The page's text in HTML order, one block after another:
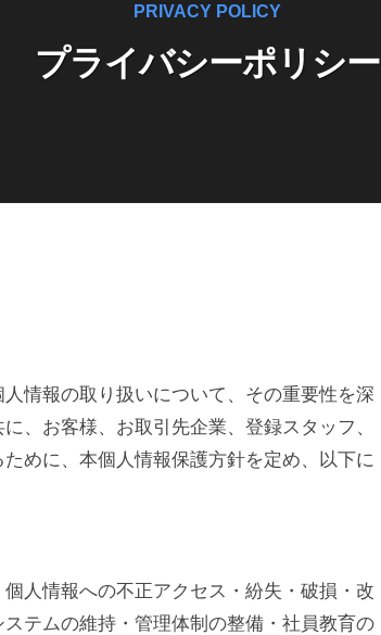
PRIVACY POLICY
プライバシーポリシー
情報の取り扱いについて、その重要性を深
、お客様、お取引先企業、登録スタッフ、
めに、本個人情報保護方針を定め、以下に
人情報への不正アクセス・紛失・破損・改
テムの維持・管理体制の整備・社員教育の